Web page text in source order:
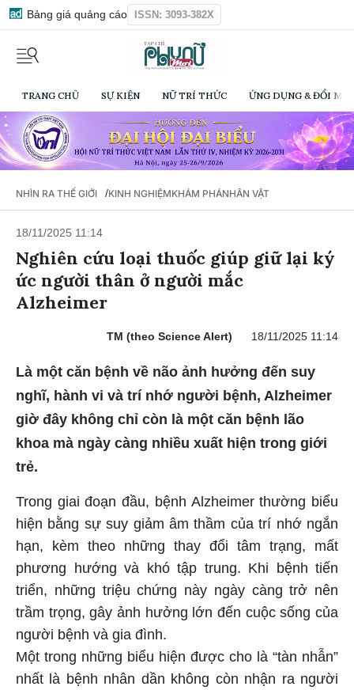
Bảng giá quảng cáo ISSN: 3093-382X
TRANG CHỦ SỰ KIỆN NỮ TRÍ THỨC ỨNG DỤNG & ĐỔI
NHÌN RA THẾ GIỚI /KINH NGHIỆMKHÁM PHÁNHÂN VẬT
18/11/2025 11:14
Nghiên cứu loại thuốc giúp giữ lại ký
ức người thân ở người mắc
Alzheimer
TM (theo Science Alert) 18/11/2025 11:14
Là một căn bệnh về não ảnh hưởng đến suy
nghĩ, hành vi và trí nhớ người bệnh, Alzheimer
giờ đây không chỉ còn là một căn bệnh lão
khoa mà ngày càng nhiều xuất hiện trong giới
trẻ.
Trong giai đoạn đầu, bệnh Alzheimer thường biểu
hiện bằng sự suy giảm âm thầm của trí nhớ ngắn
hạn, kèm theo những thay đổi tâm trạng, mất
phương hướng và khó tập trung. Khi bệnh tiến
triển, những triệu chứng này ngày càng trở nên
trầm trọng, gây ảnh hưởng lớn đến cuộc sống của
người bệnh và gia đình.
Một trong những biểu hiện được cho là “tàn nhẫn”
nhất là bệnh nhân dần không còn nhận ra người